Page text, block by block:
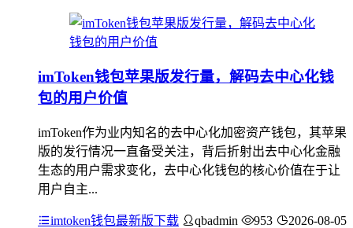
imToken钱包苹果版发行量，解码去中心化钱
包的用户价值
imToken作为业内知名的去中心化加密资产钱包，其苹果
版的发行情况一直备受关注，背后折射出去中心化金融
生态的用户需求变化，去中心化钱包的核心价值在于让
用户自主...
imtoken钱包最新版下载 qbadmin 953 2026-08-05